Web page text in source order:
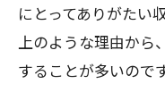
にとってありがたい
上のような理由から
することが多いのです